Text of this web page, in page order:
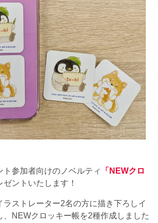
ト参加者向けのノベルティ
「NEWクロ
ゼントいたします！
ラストレーター2名の方に描き下ろしイ
、NEWクロッキー帳を2種作成しました